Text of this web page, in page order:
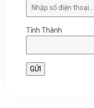
Tỉnh Thành